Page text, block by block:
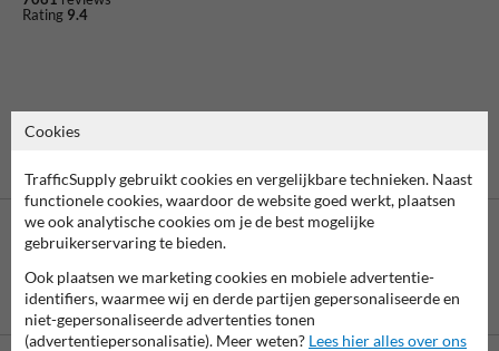
Rating 9.4
Betaling achteraf
is mogelijk
Cookies
TrafficSupply gebruikt cookies en vergelijkbare technieken. Naast
functionele cookies, waardoor de website goed werkt, plaatsen
we ook analytische cookies om je de best mogelijke
gebruikerservaring te bieden.
Ook plaatsen we marketing cookies en mobiele advertentie-
identifiers, waarmee wij en derde partijen gepersonaliseerde en
niet-gepersonaliseerde advertenties tonen
(advertentiepersonalisatie). Meer weten? Lees hier alles over ons